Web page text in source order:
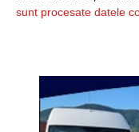
sunt procesate datele